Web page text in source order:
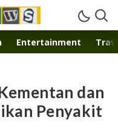
Entertainment
dan
Penyakit